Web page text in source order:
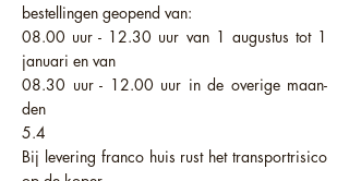
bestellingen geopend van:
08.00 uur - 12.30 uur van 1 augustus tot 1
januari en van
08.30 uur - 12.00 uur in de overige maan-
den
5.4
Bij levering franco huis rust het transportrisico